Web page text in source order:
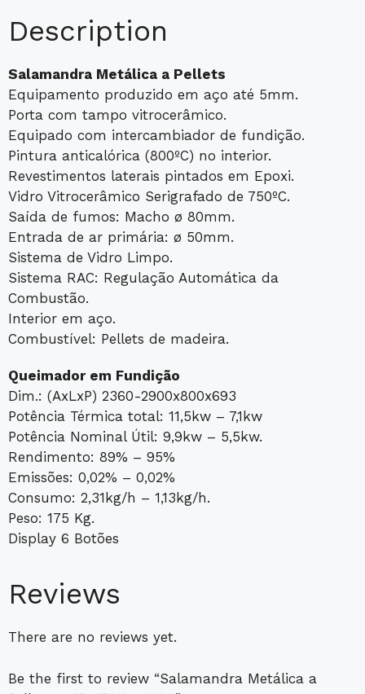
Description
Salamandra Metálica a Pellets
Equipamento produzido em aço até 5mm.
Porta com tampo vitrocerâmico.
Equipado com intercambiador de fundição.
Pintura anticalórica (800ºC) no interior.
Revestimentos laterais pintados em Epoxi.
Vidro Vitrocerâmico Serigrafado de 750ºC.
Saída de fumos: Macho ø 80mm.
Entrada de ar primária: ø 50mm.
Sistema de Vidro Limpo.
Sistema RAC: Regulação Automática da
Combustão.
Interior em aço.
Combustível: Pellets de madeira.
Queimador em Fundição
Dim.: (AxLxP) 2360-2900x800x693
Potência Térmica total: 11,5kw – 7,1kw
Potência Nominal Útil: 9,9kw – 5,5kw.
Rendimento: 89% – 95%
Emissões: 0,02% – 0,02%
Consumo: 2,31kg/h – 1,13kg/h.
Peso: 175 Kg.
Display 6 Botões
Reviews
There are no reviews yet.
Be the first to review “Salamandra Metálica a